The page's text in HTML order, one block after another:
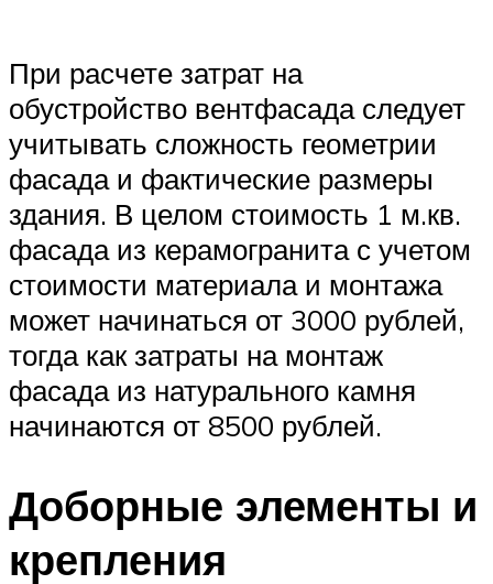
При расчете затрат на
обустройство вентфасада следует
учитывать сложность геометрии
фасада и фактические размеры
здания. В целом стоимость 1 м.кв.
фасада из керамогранита с учетом
стоимости материала и монтажа
может начинаться от 3000 рублей,
тогда как затраты на монтаж
фасада из натурального камня
начинаются от 8500 рублей.
Доборные элементы и
крепления